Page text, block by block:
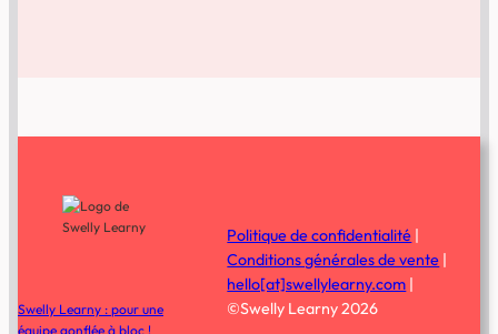
Swelly Learny : pour une
équipe gonflée à bloc !
Politique de confidentialité |
Conditions générales de vente |
hello[at]swellylearny.com |
©Swelly Learny 2026